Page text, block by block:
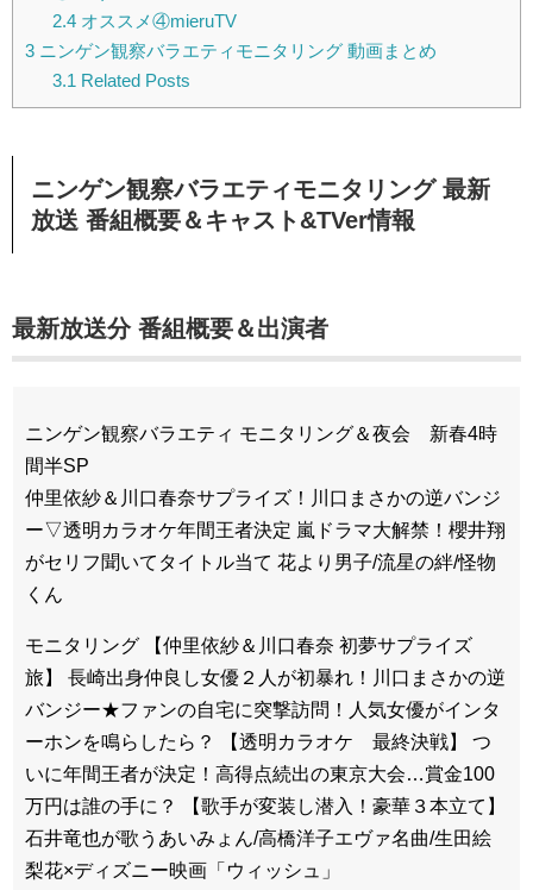
2.4オススメ④mieruTV
3 ニンゲン観察バラエティモニタリング 動画まとめ
3.1 Related Posts
ニンゲン観察バラエティモニタリング 最新
放送 番組概要＆キャスト&TVer情報
最新放送分 番組概要＆出演者
ニンゲン観察バラエティ モニタリング＆夜会 新春4時
間半SP
仲里依紗＆川口春奈サプライズ！川口まさかの逆バンジ
ー▽透明カラオケ年間王者決定 嵐ドラマ大解禁！櫻井翔
がセリフ聞いてタイトル当て 花より男子/流星の絆/怪物
くん
モニタリング 【仲里依紗＆川口春奈 初夢サプライズ
旅】 長崎出身仲良し女優２人が初暴れ！川口まさかの逆
バンジー★ファンの自宅に突撃訪問！人気女優がインタ
ーホンを鳴らしたら？ 【透明カラオケ 最終決戦】 つ
いに年間王者が決定！高得点続出の東京大会…賞金100
万円は誰の手に？ 【歌手が変装し潜入！豪華３本立て】
石井竜也が歌うあいみょん/高橋洋子エヴァ名曲/生田絵
梨花×ディズニー映画「ウィッシュ」